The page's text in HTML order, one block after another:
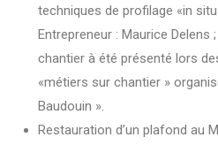
techniques de profilage «in
Entrepreneur : Maurice
chantier à été présenté lors
«métiers sur chantier »
Baudouin ».
Restauration d’un plafond au